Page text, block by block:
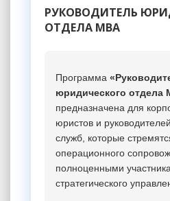
РУКОВОДИТЕЛЬ
ОТДЕЛА MBA
Программа
юридического
предназначена для
юристов и
служб, которые
операционного
полноценными
стратегического